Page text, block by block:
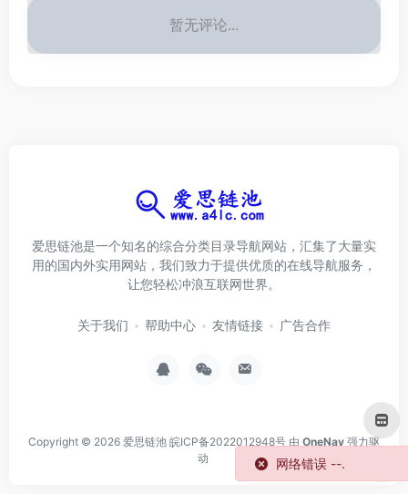
暂无评论...
爱思链池是一个知名的综合分类目录导航网站，汇集了大量实
用的国内外实用网站，我们致力于提供优质的在线导航服务，
让您轻松冲浪互联网世界。
关于我们 帮助中心 友情链接 广告合作
Copyright © 2026 爱思链池 皖ICP备2022012948号 由 OneNav 强力驱
动
网络错误 --.